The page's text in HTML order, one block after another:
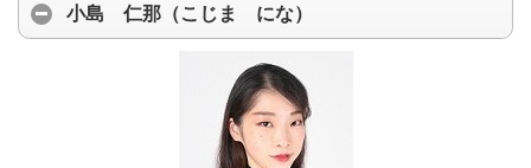
小島 仁那（こじま にな）